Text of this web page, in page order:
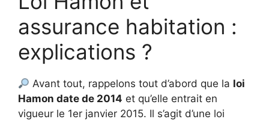
assurance habitation :
explications ?
Avant tout, rappelons tout d’abord que la loi
Hamon date de 2014 et qu’elle entrait en
vigueur le 1er janvier 2015. Il s’agit d’une loi